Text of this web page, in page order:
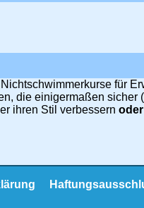
für
die einigermaßen sicher
ihren Stil verbessern